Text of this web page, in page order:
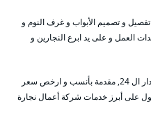
و تصميم الأبواب و غرف النوم و
العمل و على يد ابرع النجارين و
خدماتنا نؤمنها في كل مناطق الكويت و على مدار ال 24, مقدمة بأنسب و ارخص سعر
على أبرز خدمات شركة أعمال نجارة